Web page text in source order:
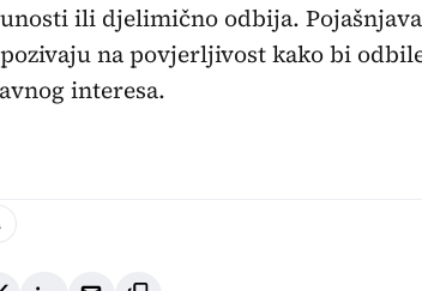
ili djelimično odbija. Pojašnjava
na povjerljivost kako bi
interesa.